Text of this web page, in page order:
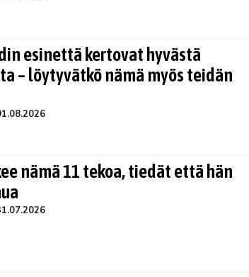
esinettä kertovat hyvästä
– löytyvätkö nämä myös teidän
nämä 11 tekoa, tiedät että hän